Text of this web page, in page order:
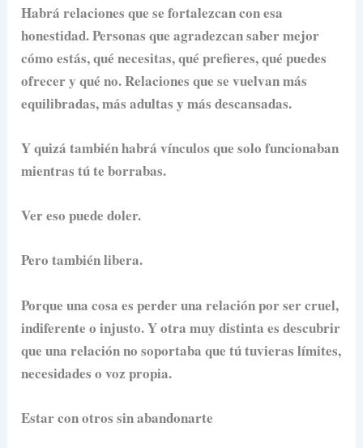
Habrá relaciones que se fortalezcan con esa
honestidad. Personas que agradezcan saber mejor
cómo estás, qué necesitas, qué prefieres, qué puedes
ofrecer y qué no. Relaciones que se vuelvan más
equilibradas, más adultas y más descansadas.
Y quizá también habrá vínculos que solo funcionaban
mientras tú te borrabas.
Ver eso puede doler.
Pero también libera.
Porque una cosa es perder una relación por ser cruel,
indiferente o injusto. Y otra muy distinta es descubrir
que una relación no soportaba que tú tuvieras límites,
necesidades o voz propia.
Estar con otros sin abandonarte